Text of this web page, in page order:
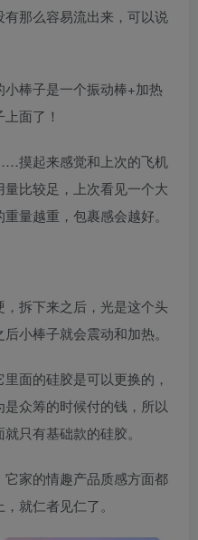
那么容易流出来，可以说
小棒子是一个振动棒+加热
面了！
摸起来感觉和上次的飞机
比较足，上次看见一个大
量越重，包裹感会越好。
拆下来之后，光是这个头
小棒子就会震动和加热。
面的硅胶是可以更换的，
众筹的时候付的钱，所以
只有基础款的硅胶。
家的情趣产品质感方面都
就仁者见仁了。